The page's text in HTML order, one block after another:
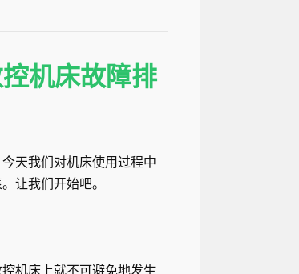
机床故障排
天我们对机床使用过程中
让我们开始吧。
机床上就不可避免地发生